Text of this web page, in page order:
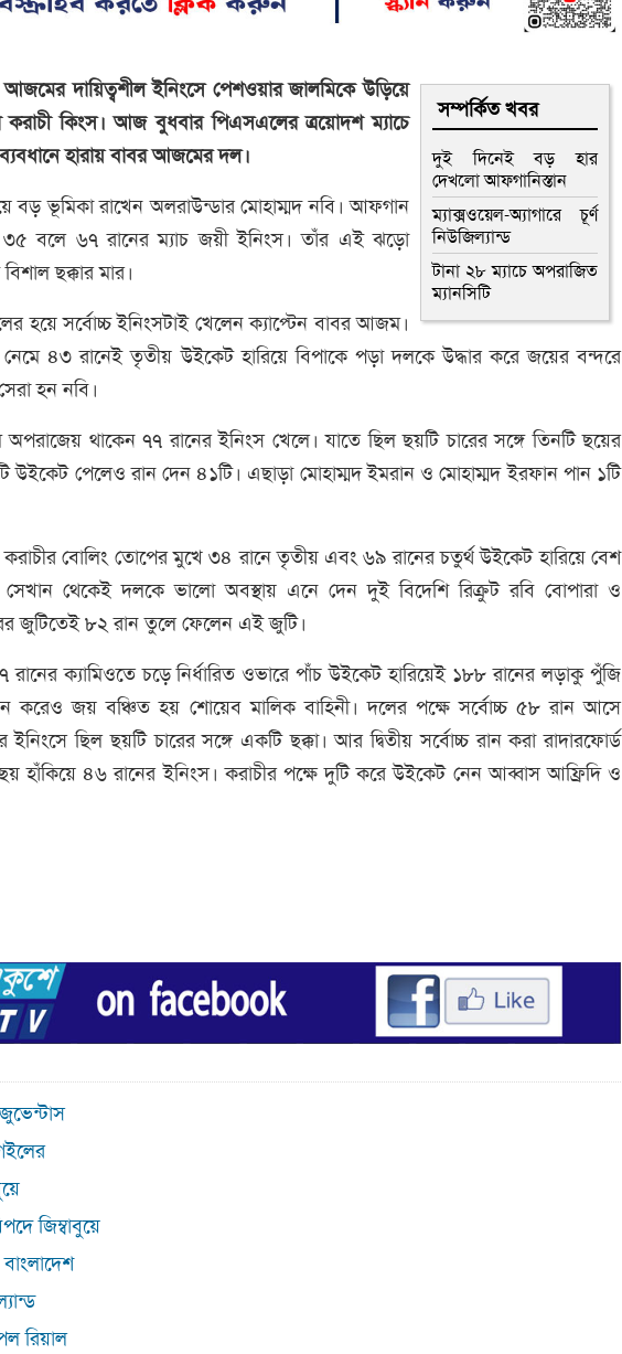
সম্পর্কিত খবর
দুই দিনেই বড় হার
দেখলো আফগানিস্তান
ম্যাক্সওয়েল-অ্যাগারে চূর্ণ
নিউজিল্যান্ড
টানা ২৮ ম্যাচে অপরাজিত
ম্যানসিটি
দায়িত্বশীল ইনিংসে পেশওয়ার জালমিকে উড়িয়ে
করাচী কিংস। আজ বুধবার পিএসএলের ত্রয়োদশ ম্যাচে
হারায় বাবর আজমের দল।
বড় ভূমিকা রাখেন অলরাউন্ডার মোহাম্মদ নবি। আফগান
বলে ৬৭ রানের ম্যাচ জয়ী ইনিংস। তাঁর এই ঝড়ো
ছক্কার মার।
হয়ে সর্বোচ্চ ইনিংসটাই খেলেন ক্যাপ্টেন বাবর আজম।
৪৩ রানেই তৃতীয় উইকেট হারিয়ে বিপাকে পড়া দলকে উদ্ধার করে জয়ের বন্দরে
হন নবি।
থাকেন ৭৭ রানের ইনিংস খেলে। যাতে ছিল ছয়টি চারের সঙ্গে তিনটি ছয়ের
উইকেট পেলেও রান দেন ৪১টি। এছাড়া মোহাম্মদ ইমরান ও মোহাম্মদ ইরফান পান ১টি
বোলিং তোপের মুখে ৩৪ রানে তৃতীয় এবং ৬৯ রানের চতুর্থ উইকেট হারিয়ে বেশ
থেকেই দলকে ভালো অবস্থায় এনে দেন দুই বিদেশি রিক্রুট রবি বোপারা ও
জুটিতেই ৮২ রান তুলে ফেলেন এই জুটি।
ক্যামিওতে চড়ে নির্ধারিত ওভারে পাঁচ উইকেট হারিয়েই ১৮৮ রানের লড়াকু পুঁজি
করেও জয় বঞ্চিত হয় শোয়েব মালিক বাহিনী। দলের পক্ষে সর্বোচ্চ ৫৮ রান আসে
ছিল ছয়টি চারের সঙ্গে একটি ছক্কা। আর দ্বিতীয় সর্বোচ্চ রান করা রাদারফোর্ড
হাঁকিয়ে ৪৬ রানের ইনিংস। করাচীর পক্ষে দুটি করে উইকেট নেন আব্বাস আফ্রিদি ও
জিম্বাবুয়ে
বাংলাদেশ
রিয়াল